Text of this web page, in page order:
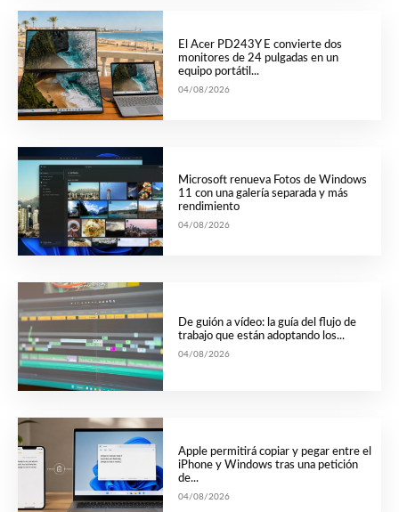
El Acer PD243Y E convierte dos
monitores de 24 pulgadas en un
equipo portátil...
04/08/2026
Microsoft renueva Fotos de Windows
11 con una galería separada y más
rendimiento
04/08/2026
De guión a vídeo: la guía del flujo de
trabajo que están adoptando los...
04/08/2026
Apple permitirá copiar y pegar entre el
iPhone y Windows tras una petición
de...
04/08/2026